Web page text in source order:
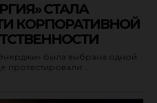
СТАЛА
КОРПОРАТИВНОЙ
была выбрана одной
протестировали...